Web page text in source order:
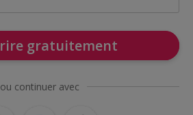
gratuitement
ou continuer avec